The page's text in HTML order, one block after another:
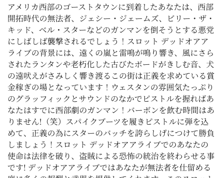
アメリカ西部のゴーストタウンに到着したあなたは、西部
開拓時代の無法者、ジェシー・ジェームズ、ビリー・ザ・
キッド、ベル・スターなどのガンマンを倒そうとする悪党
にしばしば襲撃されるでしょう！スロット デッドオアア
ライブの背景には、遠くの嵐と雷鳴が鳴り響き、風にさら
されたランタンや老朽化した古びたボードがきしむ音、犬
の遠吠えがさみしく響き渡るこの街は正義を求めている賞
金稼ぎの場となっています！ウェスタンの雰囲気たっぷり
のグラッフィックとサウンドのなかでピストルを握ればあ
なたはすでに西部劇のガンマン！バーボンを飲む時間はあ
りません!（笑）スパイクブーツを履きピストルに弾を込
めて、正義の為にスターのバッチを誇らしげにつけて勝負
しましょう！スロット デッドオアアライブでのあなたの
使命は法律を破り、盗賊による恐怖の統治を終わらせる事
です! デッドオアアライブではあなたが無法者を仕留める